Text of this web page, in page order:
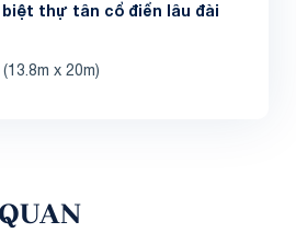
biệt thự tân cổ điển lâu đài
x 20m)